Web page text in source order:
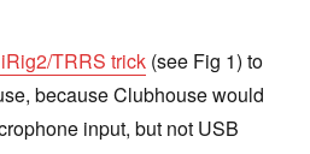
TRRS trick (see Fig 1) to
because Clubhouse would
input, but not USB